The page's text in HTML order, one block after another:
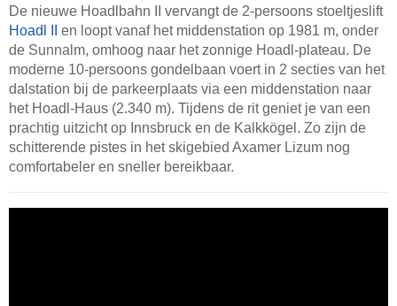
De nieuwe Hoadlbahn II vervangt de 2-persoons stoeltjeslift
Hoadl II
en loopt vanaf het middenstation op 1981 m, onder
de Sunnalm, omhoog naar het zonnige Hoadl-plateau. De
moderne 10-persoons gondelbaan voert in 2 secties van het
dalstation bij de parkeerplaats via een middenstation naar
het Hoadl-Haus (2.340 m). Tijdens de rit geniet je van een
prachtig uitzicht op Innsbruck en de Kalkkögel. Zo zijn de
schitterende pistes in het skigebied Axamer Lizum nog
comfortabeler en sneller bereikbaar.